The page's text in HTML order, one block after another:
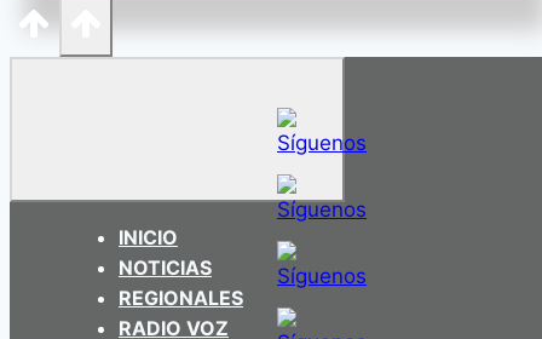
INICIO
NOTICIAS
REGIONALES
RADIO VOZ